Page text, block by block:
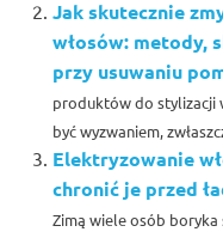
Jak skutecznie
włosów: metody,
przy usuwaniu
produktów do stylizacji
być wyzwaniem,
Elektryzowanie
chronić je przed
Zimą wiele osób